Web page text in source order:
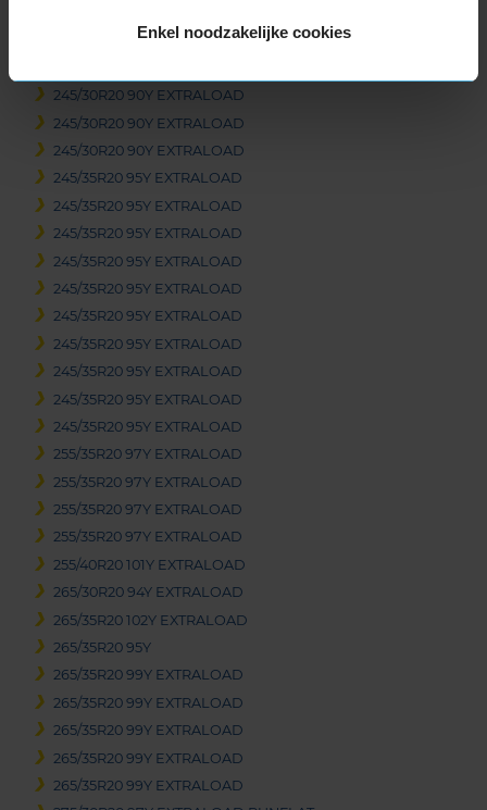
Enkel noodzakelijke cookies
20-inch banden
245/30R20 90Y EXTRALOAD
245/30R20 90Y EXTRALOAD
245/30R20 90Y EXTRALOAD
245/35R20 95Y EXTRALOAD
245/35R20 95Y EXTRALOAD
245/35R20 95Y EXTRALOAD
245/35R20 95Y EXTRALOAD
245/35R20 95Y EXTRALOAD
245/35R20 95Y EXTRALOAD
245/35R20 95Y EXTRALOAD
245/35R20 95Y EXTRALOAD
245/35R20 95Y EXTRALOAD
245/35R20 95Y EXTRALOAD
255/35R20 97Y EXTRALOAD
255/35R20 97Y EXTRALOAD
255/35R20 97Y EXTRALOAD
255/35R20 97Y EXTRALOAD
255/40R20 101Y EXTRALOAD
265/30R20 94Y EXTRALOAD
265/35R20 102Y EXTRALOAD
265/35R20 95Y
265/35R20 99Y EXTRALOAD
265/35R20 99Y EXTRALOAD
265/35R20 99Y EXTRALOAD
265/35R20 99Y EXTRALOAD
265/35R20 99Y EXTRALOAD